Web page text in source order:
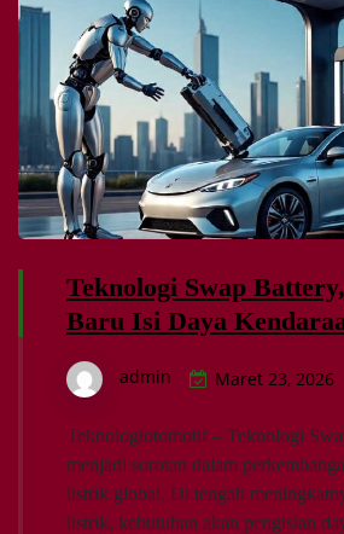
Teknologi Swap
Baru Isi Daya
admin Maret 23, 2026
Teknologiotomotif – Teknologi
menjadi sorotan dalam
listrik global. Di tengah
listrik, kebutuhan akan pengisian